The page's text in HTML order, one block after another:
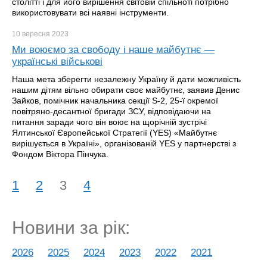
використовувати всі наявні інструменти.
10 вересня 2023
Ми воюємо за свободу і наше майбутнє —
українські військові
Наша мета зберегти незалежну Україну й дати можливість
нашим дітям вільно обирати своє майбутнє, заявив Денис
Зайков, помічник начальника секції S-2, 25-ї окремої
повітряно-десантної бригади ЗСУ, відповідаючи на
питання заради чого він воює на щорічній зустрічі
Ялтинської Європейської Стратегії (YES) «Майбутнє
вирішується в Україні», організованій YES у партнерстві з
Фондом Віктора Пінчука.
1 2 3 4
Новини за рік:
2026 2025 2024 2023 2022
2021